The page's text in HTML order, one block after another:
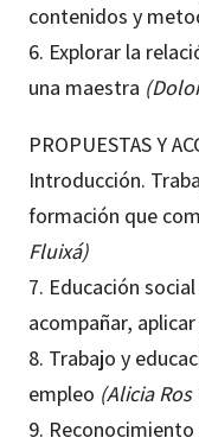
contenidos y
6. Explorar la
una maestra
PROPUESTAS Y
Introducción.
formación que
Fluixá)
7. Educación
acompañar,
8. Trabajo y
empleo (Alicia
9.